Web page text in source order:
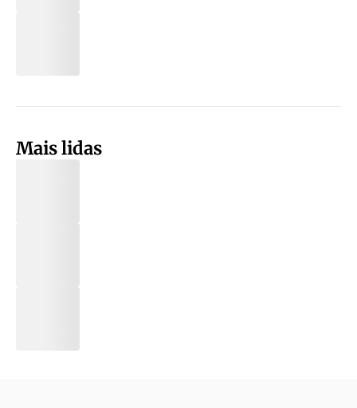
Mais lidas